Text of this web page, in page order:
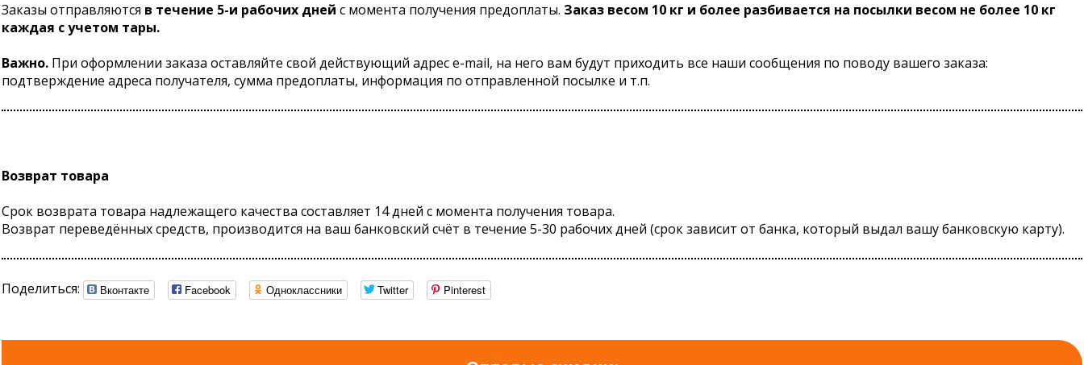
Заказы отправляются в течение 5-и рабочих дней с момента получения предоплаты. Заказ весом 10 кг и более разбивается на посылки весом не более 10 кг
каждая с учетом тары.
Важно. При оформлении заказа оставляйте свой действующий адрес e-mail, на него вам будут приходить все наши сообщения по поводу вашего заказа:
подтверждение адреса получателя, сумма предоплаты, информация по отправленной посылке и т.п.
Возврат товара
Срок возврата товара надлежащего качества составляет 14 дней с момента получения товара.
Возврат переведённых средств, производится на ваш банковский счёт в течение 5-30 рабочих дней (срок зависит от банка, который выдал вашу банковскую карту).
Поделиться: Вконтакте Facebook Одноклассники Twitter Pinterest